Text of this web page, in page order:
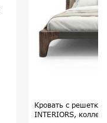
Кровать с
INTERIORS,